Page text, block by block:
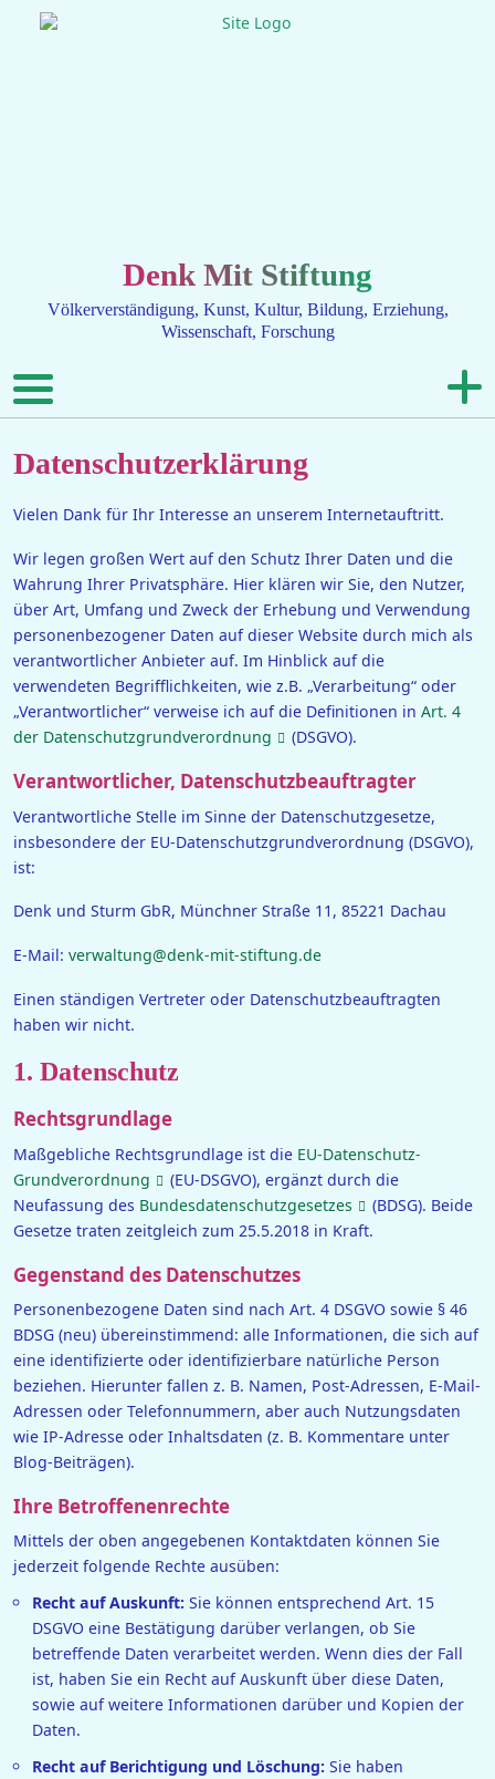
Denk Mit Stiftung
Völkerverständigung, Kunst, Kultur, Bildung, Erziehung,
Wissenschaft, Forschung
Datenschutzerklärung
Vielen Dank für Ihr Interesse an unserem Internetauftritt.
Wir legen großen Wert auf den Schutz Ihrer Daten und die
Wahrung Ihrer Privatsphäre. Hier klären wir Sie, den Nutzer,
über Art, Umfang und Zweck der Erhebung und Verwendung
personenbezogener Daten auf dieser Website durch mich als
verantwortlicher Anbieter auf. Im Hinblick auf die
verwendeten Begrifflichkeiten, wie z.B. „Verarbeitung“ oder
„Verantwortlicher“ verweise ich auf die Definitionen in Art. 4
der Datenschutzgrundverordnung
(DSGVO).
Verantwortlicher, Datenschutzbeauftragter
Verantwortliche Stelle im Sinne der Datenschutzgesetze,
insbesondere der EU-Datenschutzgrundverordnung (DSGVO),
ist:
Denk und Sturm GbR, Münchner Straße 11, 85221 Dachau
E-Mail: verwaltung@denk-mit-stiftung.de
Einen ständigen Vertreter oder Datenschutzbeauftragten
haben wir nicht.
1. Datenschutz
Rechtsgrundlage
Maßgebliche Rechtsgrundlage ist die EU-Datenschutz-
Grundverordnung
(EU-DSGVO), ergänzt durch die
Neufassung des Bundesdatenschutzgesetzes
(BDSG). Beide
Gesetze traten zeitgleich zum 25.5.2018 in Kraft.
Gegenstand des Datenschutzes
Personenbezogene Daten sind nach Art. 4 DSGVO sowie § 46
BDSG (neu) übereinstimmend: alle Informationen, die sich auf
eine identifizierte oder identifizierbare natürliche Person
beziehen. Hierunter fallen z. B. Namen, Post-Adressen, E-Mail-
Adressen oder Telefonnummern, aber auch Nutzungsdaten
wie IP-Adresse oder Inhaltsdaten (z. B. Kommentare unter
Blog-Beiträgen).
Ihre Betroffenenrechte
Mittels der oben angegebenen Kontaktdaten können Sie
jederzeit folgende Rechte ausüben:
Recht auf Auskunft: Sie können entsprechend Art. 15
DSGVO eine Bestätigung darüber verlangen, ob Sie
betreffende Daten verarbeitet werden. Wenn dies der Fall
ist, haben Sie ein Recht auf Auskunft über diese Daten,
sowie auf weitere Informationen darüber und Kopien der
Daten.
Recht auf Berichtigung und Löschung: Sie haben